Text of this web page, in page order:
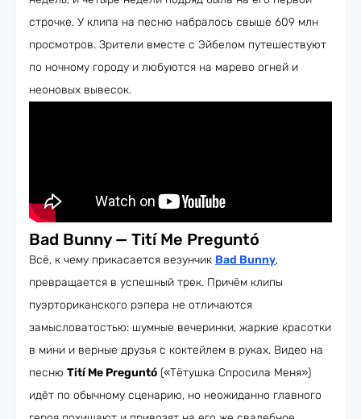
строчке. У клипа на песню набралось свыше 609 млн
просмотров. Зрители вместе с Эйбелом путешествуют
по ночному городу и любуются на марево огней и
неоновых вывесок.
Bad Bunny — Tití Me Preguntó
Всё, к чему прикасается везунчик Bad Bunny,
превращается в успешный трек. Причём клипы
пуэрториканского рэпера не отличаются
замысловатостью: шумные вечеринки, жаркие красотки
в мини и верные друзья с коктейлем в руках. Видео на
песню Tití Me Preguntó («Тётушка Спросила Меня»)
идёт по обычному сценарию, но неожиданно главного